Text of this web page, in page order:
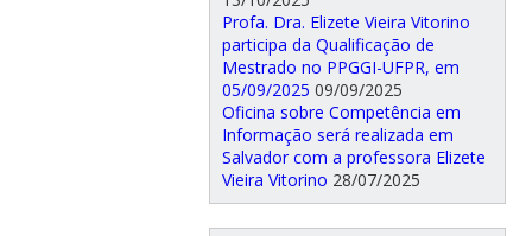
Profa. Dra. Elizete Vieira Vitorino
participa da Qualificação de
Mestrado no PPGGI-UFPR, em
05/09/2025 09/09/2025
Oficina sobre Competência em
Informação será realizada em
Salvador com a professora Elizete
Vieira Vitorino 28/07/2025